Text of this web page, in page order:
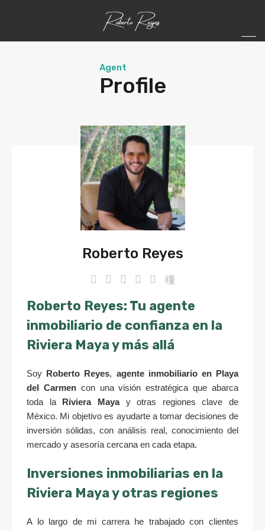
Agent
Profile
Roberto Reyes
Roberto Reyes: Tu agente
inmobiliario de confianza en la
Riviera Maya y más allá
Soy Roberto Reyes, agente inmobiliario en Playa
del Carmencon una visión estratégica que abarca
toda la Riviera Mayay otras regiones clave de
México. Mi objetivo es ayudarte a tomar decisiones de
inversión sólidas, con análisis real, conocimiento del
mercado y asesoría cercana en cada etapa.
Inversiones inmobiliarias en la
Riviera Maya y otras regiones
A lo largo de mi carrera he trabajado con clientes